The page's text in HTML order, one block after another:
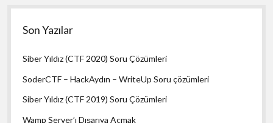
Son Yazılar
Siber Yıldız (CTF 2020) Soru Çözümleri
SoderCTF – HackAydın – WriteUp Soru çözümleri
Siber Yıldız (CTF 2019) Soru Çözümleri
Wamp Server’ı Dışarıya Açmak